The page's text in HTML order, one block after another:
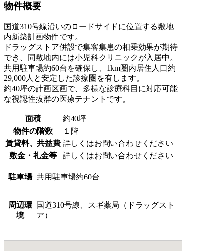
物件概要
国道310号線沿いのロードサイドに位置する敷地
内新築計画物件です。
ドラッグストア併設で集客集患の相乗効果が期待
でき、同敷地内には小児科クリニックが入居中。
共用駐車場約60台を確保し、1km圏内居住人口約
29,000人と安定した診療圏を有します。
約40坪の計画区画で、多様な診療科目に対応可能
な視認性抜群の医療テナントです。
面積
約40坪
物件の階数
１階
賃貸料、共益費 詳しくはお問い合わせください
敷金・礼金等
詳しくはお問い合わせください
駐車場 共用駐車場約60台
周辺環
境
国道310号線、スギ薬局（ドラッグスト
ア）